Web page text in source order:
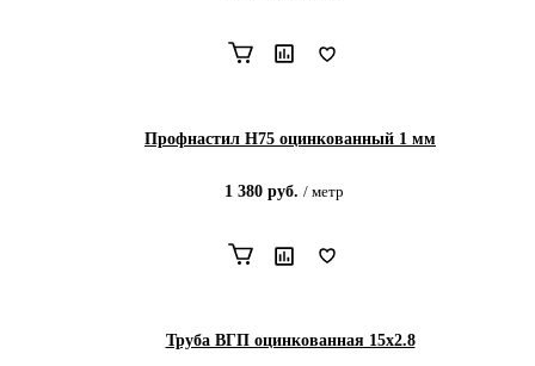
Профнастил Н75 оцинкованный 1 мм
1 380 руб. / метр
Труба ВГП оцинкованная 15х2.8